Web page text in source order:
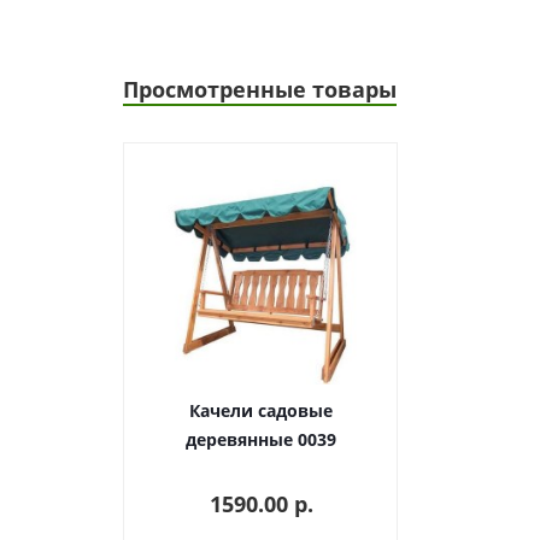
Просмотренные товары
Качели садовые
деревянные 0039
1590.00 p.